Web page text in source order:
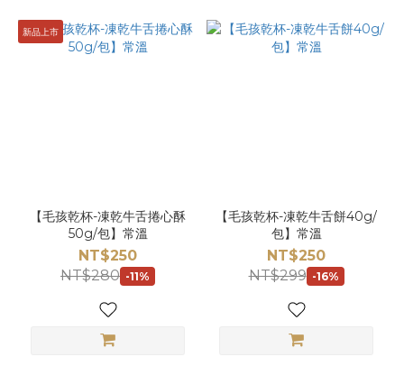
價格
新品上市
【毛孩乾杯-凍乾牛舌捲心酥
50g/包】常溫
NT$250
NT$280 -11%
【毛孩乾杯-凍乾牛舌餅40g/
包】常溫
NT$250
NT$299 -16%